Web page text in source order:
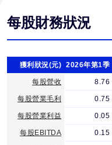
每股財務狀況
獲利狀況(元) 2026年第1季
每股營收 8.76
每股營業毛利 0.75
每股營業利益 0.05
每股EBITDA 0.15